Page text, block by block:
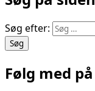
Søg efter:
Følg med